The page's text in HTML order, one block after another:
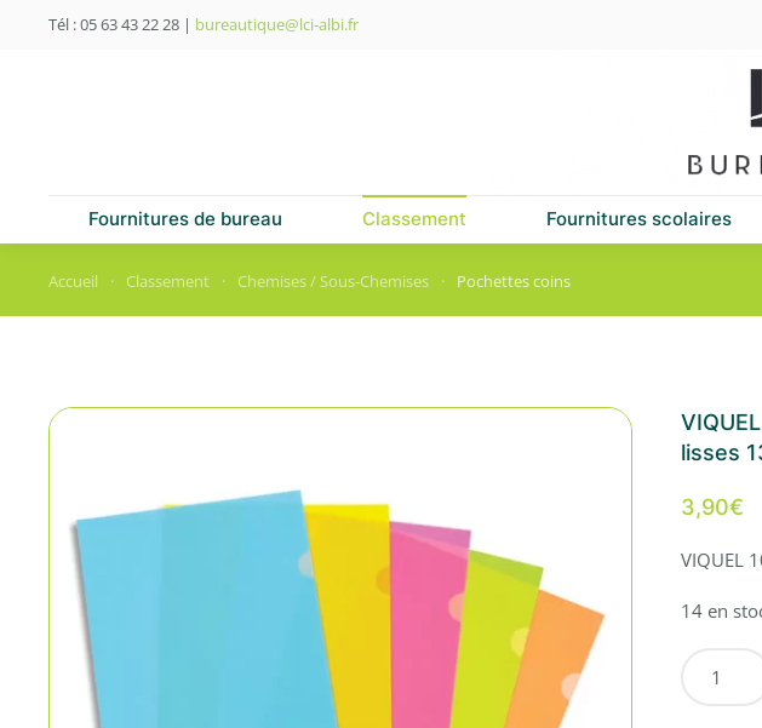
Tél : 05 63 43 22 28 | bureautique@lci-albi.fr
Fournitures de bureau Classement Fournitures scolaires
Accueil Classement Chemises / Sous-Chemises Pochettes coins
lisses
3,90€
VIQUEL
14 en